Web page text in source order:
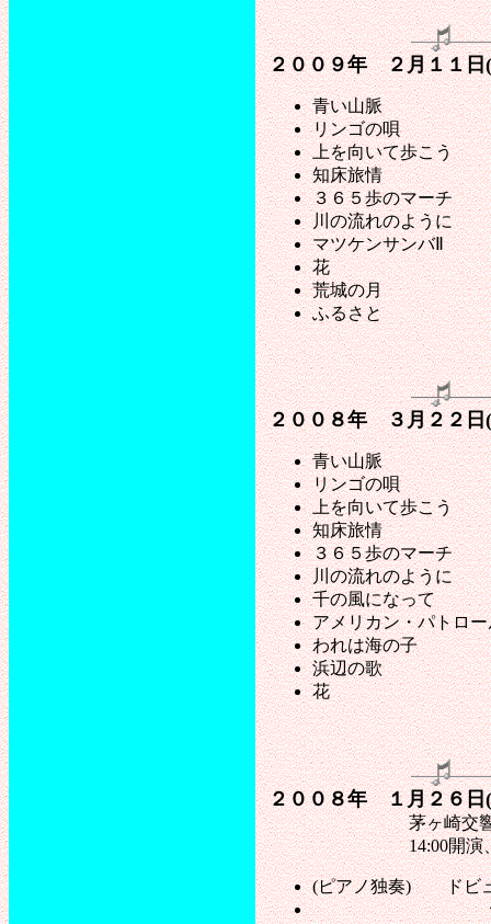
２００９年 ２月１１日
青い山脈
リンゴの唄
上を向いて歩こう
知床旅情
３６５歩のマーチ
川の流れのように
マツケンサンバⅡ
花
荒城の月
ふるさと
２００８年 ３月２２日
青い山脈
リンゴの唄
上を向いて歩こう
知床旅情
３６５歩のマーチ
川の流れのように
千の風になって
アメリカン・パトロ
われは海の子
浜辺の歌
花
２００８年 １月２６日
茅ヶ崎交響楽団＆
14:00開演、香川
(ピアノ独奏) ドビ
ショパン